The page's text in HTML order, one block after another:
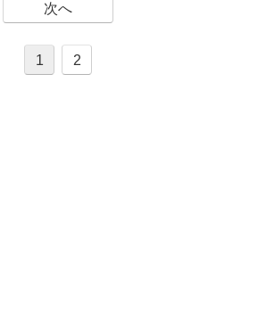
次へ
1 2